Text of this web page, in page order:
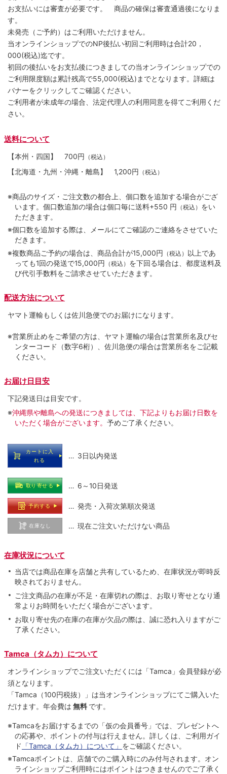
お支払いには審査が必要です。 商品の確保は審査通過後になりま
す。
未発売（ご予約）はご利用いただけません。
当オンラインショップでのNP後払い初回ご利用時は合計20，
000(税込)迄です。
初回の後払いをお支払後につきましての当オンラインショップでの
ご利用限度額は累計残高で55,000(税込)までとなります。詳細は
バナーをクリックしてご確認ください。
ご利用者が未成年の場合、法定代理人の利用同意を得てご利用くだ
さい。
送料について
【本州・四国】 700円 （税込）
【北海道・九州・沖縄・離島】 1,200円 （税込）
※商品のサイズ・ご注文数の都合上、個口数を追加する場合がござ
います。個口数追加の場合は個口毎に送料+550 円 （税込） をい
ただきます。
※個口数を追加する際は、メールにてご確認のご連絡をさせていた
だきます。
※複数商品ご予約の場合は、商品合計が15,000円 （税込） 以上であ
っても1回の発送で15,000円 （税込） を下回る場合は、都度送料及
び代引手数料をご請求させていただきます。
配送方法について
ヤマト運輸もしくは佐川急便でのお届けになります。
※営業所止めをご希望の方は、ヤマト運輸の場合は営業所名及びセ
ンターコード（数字6桁）、佐川急便の場合は営業所名をご記載
ください。
お届け日目安
下記発送日は目安です。
※沖縄県や離島への発送につきましては、下記よりもお届け日数を
いただく場合がございます。 予めご了承ください。
カートに入
れる
… 3日以内発送
取り寄せる … 6～10日発送
予約する … 発売・入荷次第順次発送
在庫なし … 現在ご注文いただけない商品
在庫状況について
当店では商品在庫を店舗と共有しているため、在庫状況が即時反
映されておりません。
ご注文商品の在庫が不足・在庫切れの際は、お取り寄せとなり通
常よりお時間をいただく場合がございます。
お取り寄せ先の在庫の在庫が欠品の際は、誠に恐れ入りますがご
了承ください。
Tamca（タムカ）について
オンラインショップでご注⽂いただくには「Tamca」会員登録が必
須となります。
「Tamca （100円税抜）
」は当オンラインショップにてご購⼊いた
だけます。 年会費は 無料 です。
※Tamcaをお届けするまでの「仮の会員番号」では、プレゼントへ
の応募や、ポイントの付与は⾏えません。詳しくは、ご利⽤ガイ
ド 「Tamca（タムカ）について」 をご確認ください。
※Tamcaポイントは、店舗でのご購⼊時にのみ付与されます。オン
ラインショップご利用時にはポイントはつきませんのでご了承く